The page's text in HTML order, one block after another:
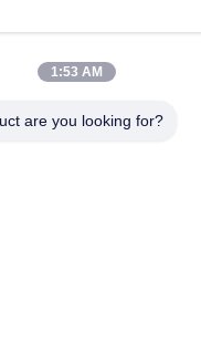
Precision
1:53 AM
are you looking for?